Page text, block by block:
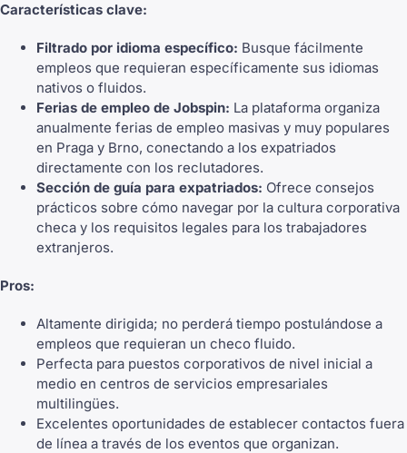
Características clave:
Filtrado por idioma específico: Busque fácilmente
empleos que requieran específicamente sus idiomas
nativos o fluidos.
Ferias de empleo de Jobspin: La plataforma organiza
anualmente ferias de empleo masivas y muy populares
en Praga y Brno, conectando a los expatriados
directamente con los reclutadores.
Sección de guía para expatriados: Ofrece consejos
prácticos sobre cómo navegar por la cultura corporativa
checa y los requisitos legales para los trabajadores
extranjeros.
Pros:
Altamente dirigida; no perderá tiempo postulándose a
empleos que requieran un checo fluido.
Perfecta para puestos corporativos de nivel inicial a
medio en centros de servicios empresariales
multilingües.
Excelentes oportunidades de establecer contactos fuera
de línea a través de los eventos que organizan.